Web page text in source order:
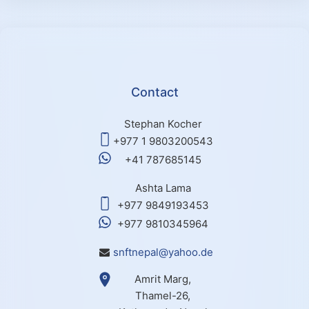
Contact
Stephan Kocher
+977 1 9803200543
+41 787685145
Ashta Lama
+977 9849193453
+977 9810345964
snftnepal@yahoo.de
Amrit Marg,
Thamel-26,